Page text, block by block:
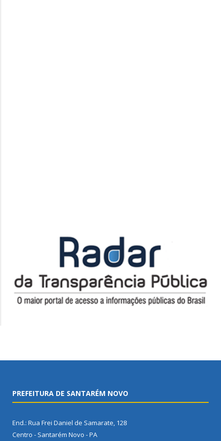
PREFEITURA DE SANTARÉM NOVO
End.: Rua Frei Daniel de Samarate, 128
Centro - Santarém Novo - PA